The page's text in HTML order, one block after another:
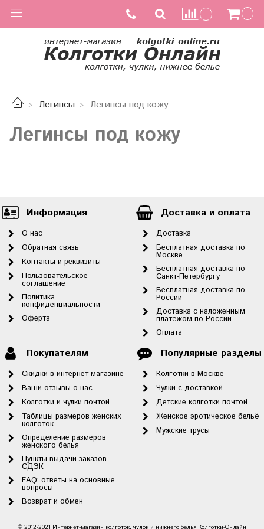
Легинсы Легинсы под кожу
Легинсы под кожу
Информация
О нас
Обратная связь
Контакты и реквизиты
Пользовательское
соглашение
Политика
конфиденциальности
Оферта
Доставка и оплата
Доставка
Бесплатная доставка по
Москве
Бесплатная доставка по
Санкт-Петербургу
Бесплатная доставка по
России
Доставка с наложенным
платёжом по России
Оплата
Покупателям
Скидки в интернет-магазине
Ваши отзывы о нас
Колготки и чулки почтой
Таблицы размеров женских
колготок
Определение размеров
женского белья
Пункты выдачи заказов
СДЭК
FAQ: ответы на основные
вопросы
Возврат и обмен
Популярные разделы
Колготки в Москве
Чулки с доставкой
Детские колготки почтой
Женское эротическое бельё
Мужские трусы
© 2012-2021 Интернет-магазин колготок, чулок и нижнего белья Колготки-Онлайн